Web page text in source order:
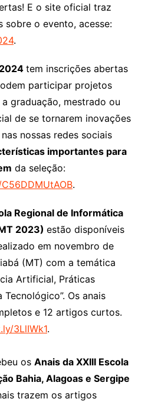
E o site oficial traz
sobre o evento, acesse:
.
2024tem inscrições abertas
participar projetos
graduação, mestrado ou
de se tornarem inovações
nossas redes sociais
importantes para
da seleção:
.
Regional de Informática
2023) estão disponíveis
em novembro de
(MT) com a temática
Artificial, Práticas
Os anais
e 12 artigos curtos.
3LlIWk1.
osAnais da XXIII Escola
Bahia, Alagoas e Sergipe
trazem os artigos